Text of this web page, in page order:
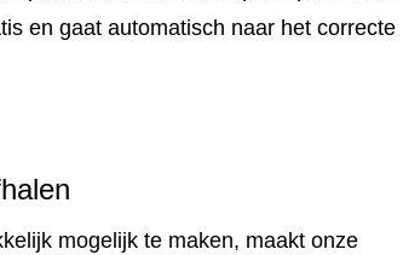
en gaat automatisch naar het correcte
mogelijk te maken, maakt onze